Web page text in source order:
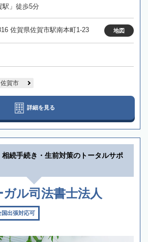
駅」徒歩5分
佐賀県佐賀市駅南本町1-23 地図
佐賀市
詳細を見る
相続手続き・生前対策のトータルサポ
ル司法書士法人
国出張対応可